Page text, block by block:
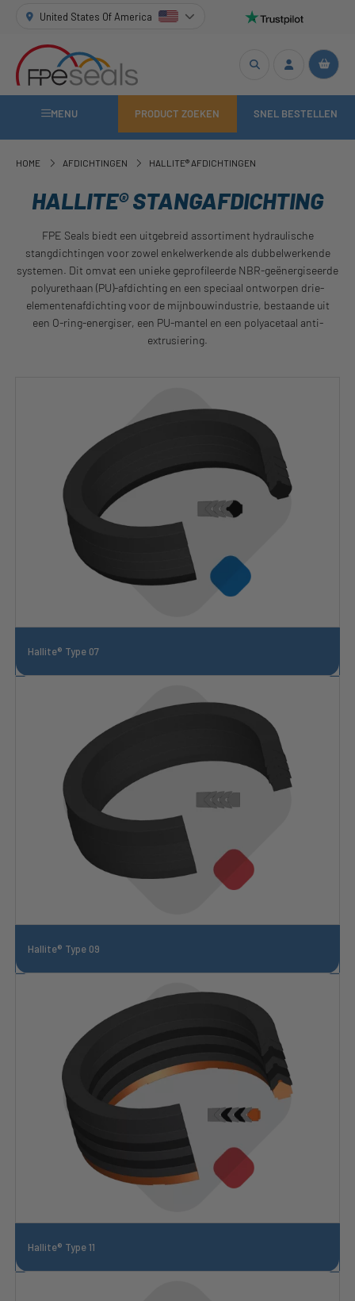
United States Of America
MENU PRODUCT ZOEKEN SNEL BESTELLEN
HOME AFDICHTINGEN HALLITE® AFDICHTINGEN
HALLITE® STANGAFDICHTING
FPE Seals biedt een uitgebreid assortiment hydraulische
stangdichtingen voor zowel enkelwerkende als dubbelwerkende
systemen. Dit omvat een unieke geprofileerde NBR-geënergiseerde
polyurethaan (PU)-afdichting en een speciaal ontworpen drie-
elementenafdichting voor de mijnbouwindustrie, bestaande uit
een O-ring-energiser, een PU-mantel en een polyacetaal anti-
extrusiering.
Hallite® Type 07
Hallite® Type 09
Hallite® Type 11